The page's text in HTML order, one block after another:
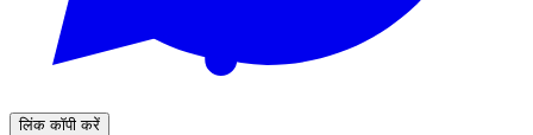
लिंक कॉपी करें